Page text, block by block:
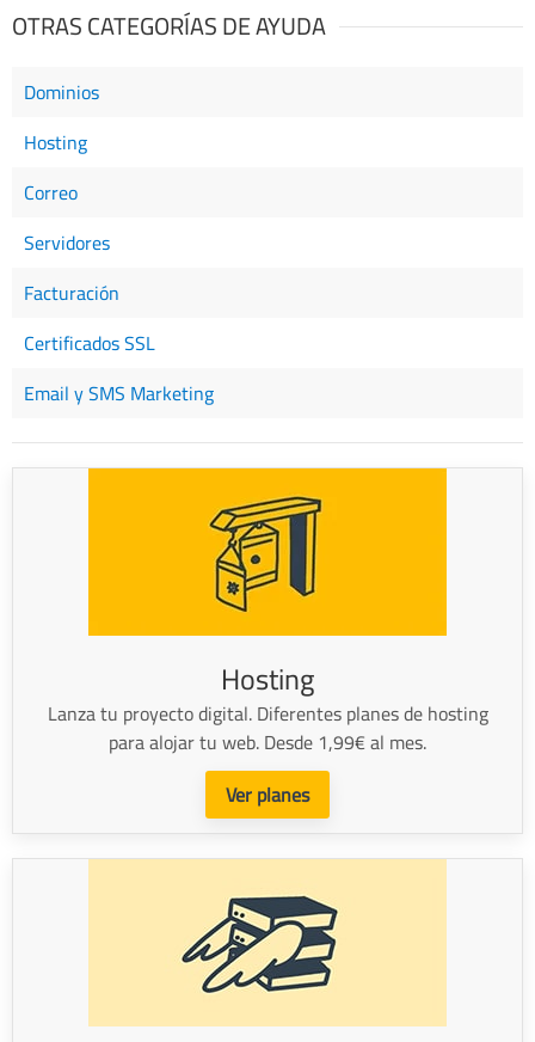
OTRAS CATEGORÍAS DE AYUDA
Dominios
Hosting
Correo
Servidores
Facturación
Certificados SSL
Email y SMS Marketing
Hosting
Lanza tu proyecto digital. Diferentes planes de hosting
para alojar tu web. Desde 1,99€ al mes.
Ver planes